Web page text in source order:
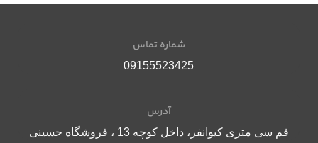
شماره تماس
09155523425
آدرس
قم سی متری کیوانفر، داخل کوچه 13 ، فروشگاه حسینی